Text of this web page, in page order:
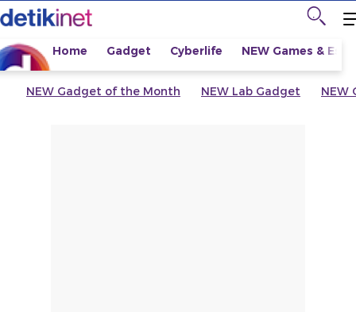
Home Gadget Cyberlife NEW Games &
NEW Gadget of the Month NEW Lab Gadget NEW